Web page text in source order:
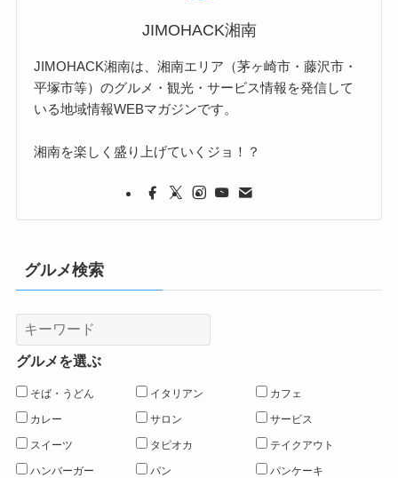
JIMOHACK湘南
JIMOHACK湘南は、湘南エリア（茅ヶ崎市・藤沢市・
平塚市等）のグルメ・観光・サービス情報を発信して
いる地域情報WEBマガジンです。
湘南を楽しく盛り上げていくジョ！？
グルメ検索
グルメを選ぶ
そば・うどん イタリアン カフェ
カレー サロン サービス
スイーツ タピオカ テイクアウト
ハンバーガー パン パンケーキ